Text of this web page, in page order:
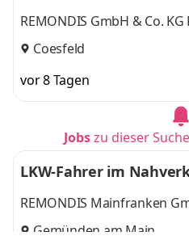
REMONDIS GmbH & Co.
Coesfeld
vor 8 Tagen
Jobszu dieser
LKW-Fahrer im
REMONDIS Mainfranken
Gemünden am Main